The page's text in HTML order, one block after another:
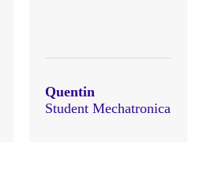
Quentin
Student Mechatronica